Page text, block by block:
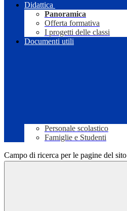
Didattica
Panoramica
Offerta formativa
I progetti delle classi
Documenti utili
Personale scolastico
Famiglie e Studenti
Campo di ricerca per le pagine del sito